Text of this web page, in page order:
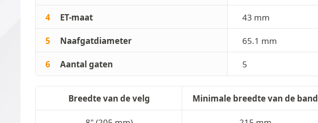
4 ET-maat 43 mm
5 Naafgatdiameter 65.1 mm
6 Aantal gaten 5
Breedte van de velg Minimale breedte van de band